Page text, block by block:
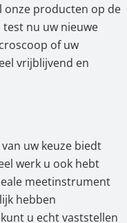
onze producten op de
nu uw nieuwe
of uw
vrijblijvend en
uw keuze biedt
werk u ook hebt
meetinstrument
hebben
u echt vaststellen